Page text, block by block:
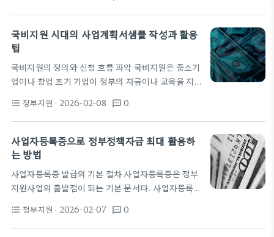
과정이다. 이 과정은 법적 의무를 넘어서 안전문화의
기초를 다진다. 올바른 위험성평가는 사고를 사전에
차단하고 생산성 손실을 줄이는 가장 확실한 방법이
다. 적용 범위는 조달과 설계, 작업현장까지 포괄되어
가, 관리대책 수립, 이행 점검의 순서로 진행된다. 위
험 식별은 자재의 취급, 기계의 작동, 환경 조건을 포
함한다. 위험 평가에서는 발생 확률과 피해 규모를 수
국비지원 시대의 사업계획서샘플 작성과 활용
팁
국비지원의 정의와 신청 흐름 파악 국비지원은 중소기
업이나 창업 초기 기업이 정부의 자금이나 교육을 지
있습니다. 신청 자격은 프로그램에 따라 다르지만 보
통 매출 규모, 사업 유형, R&D 여부, 고용 인력 수 등
을 기준으로 판단합니다. 국비지원의 심사는 시장성,
실행 가능성, 재무 건전성, 그리고 사회적 가치 등을
획서샘플은 필요한 구성과 흐름을 미리 확인하는 데
유용한 도구로 작용합니다. 신청 흐름은 일반적으로
공고 확인, 1차 서류 접수, 서류 심사, 2차 발표 및 현
format_list_bulleted 정부지원 · 2026-02-08 textsms 0
사업자등록증으로 정부정책자금 최대 활용하
는 방법
사업자등록증 발급의 기본 절차 사업자등록증은 정부
지원사업의 출발점이 되는 기본 문서다. 사업자등록
원사업의 심사에 필요한 자격 요건을 충족한다. 최근
절차 단축으로 온라인 제출이 확대되며 초기 서류 준
format_list_bulleted 정부지원 · 2026-02-07 textsms 0